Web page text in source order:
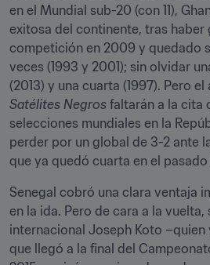
en el Mundial sub-20 (con 11),
exitosa del continente, tras haber
competición en 2009 y quedado
veces (1993 y 2001); sin olvidar
Satélites Negros faltarán a la cita
selecciones mundiales en la
perder por un global de 3-2 ante
que ya quedó cuarta en el
Senegal cobró una clara ventaja
en la ida. Pero de cara a la
internacional Joseph Koto
que llegó a la final del